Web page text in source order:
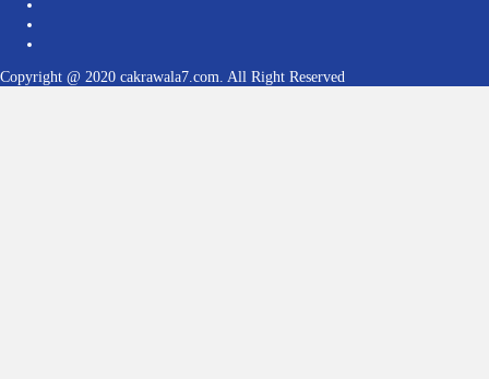
Copyright @ 2020 cakrawala7.com. All Right Reserved